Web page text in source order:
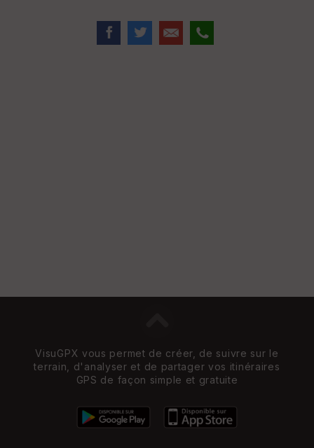
VisuGPX vous permet de créer, de suivre sur le
terrain, d'analyser et de partager vos itinéraires
GPS de façon simple et gratuite